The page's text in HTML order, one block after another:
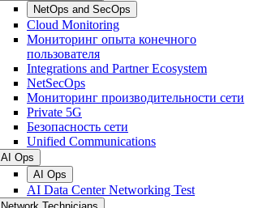
NetOps and SecOps
Cloud Monitoring
Мониторинг опыта конечного
пользователя
Integrations and Partner Ecosystem
NetSecOps
Мониторинг производительности сети
Private 5G
Безопасность сети
Unified Communications
AI Ops
AI Ops
AI Data Center Networking Test